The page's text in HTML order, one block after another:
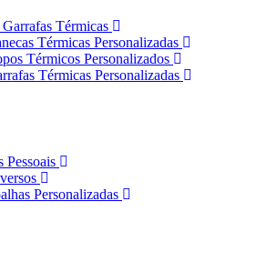
Térmicas
Térmicas Personalizadas
Térmicos Personalizados
Térmicas Personalizadas
Pessoais
Personalizadas